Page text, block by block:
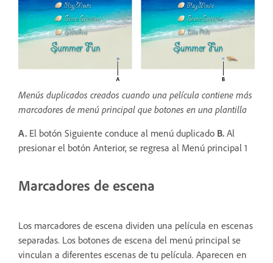
Menús duplicados creados cuando una película contiene más
marcadores de menú principal que botones en una plantilla
A. El botón Siguiente conduce al menú duplicado B. Al
presionar el botón Anterior, se regresa al Menú principal 1
Marcadores de escena
Los marcadores de escena dividen una película en escenas
separadas. Los botones de escena del menú principal se
vinculan a diferentes escenas de tu película. Aparecen en